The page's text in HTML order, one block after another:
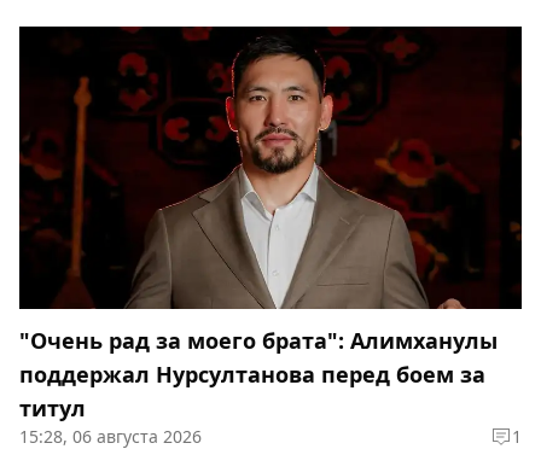
"Очень рад за моего брата": Алимханулы
поддержал Нурсултанова перед боем за
титул
15:28, 06 августа 2026 1